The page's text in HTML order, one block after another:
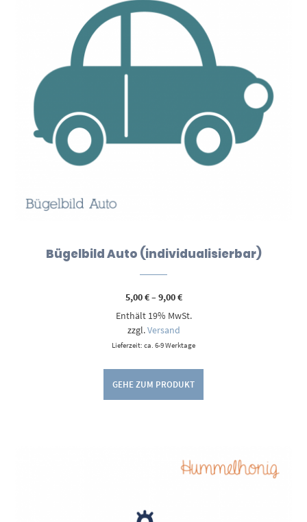
Bügelbild Auto (individualisierbar)
5,00€–9,00€Preisspanne:
bis
Enthält 19% MwSt.
zzgl.Versand
Lieferzeit: ca. 6-9 Werktage
GEHE ZUM PRODUKT